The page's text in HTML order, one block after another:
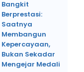
Bangkit
Berprestasi:
Saatnya
Membangun
Kepercayaan,
Bukan Sekadar
Mengejar Medali